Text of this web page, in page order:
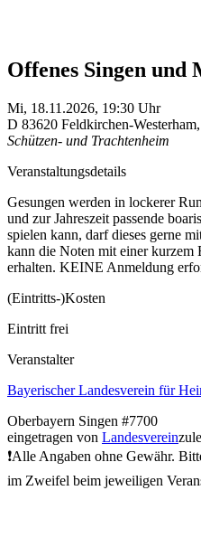
Offenes Singen und
Mi, 18.11.2026, 19:30 Uhr
D 83620 Feldkirchen-Westerham,
Schützen- und Trachtenheim
Veranstaltungsdetails
Gesungen werden in lockerer
und zur Jahreszeit passende
spielen kann, darf dieses gerne
kann die Noten mit einer
erhalten. KEINE Anmeldung
(Eintritts-)Kosten
Eintritt frei
Veranstalter
Bayerischer Landesverein für
Oberbayern Singen #7700
eingetragen von Landesverein
❗Alle Angaben ohne Gewähr.
im Zweifel beim jeweiligen